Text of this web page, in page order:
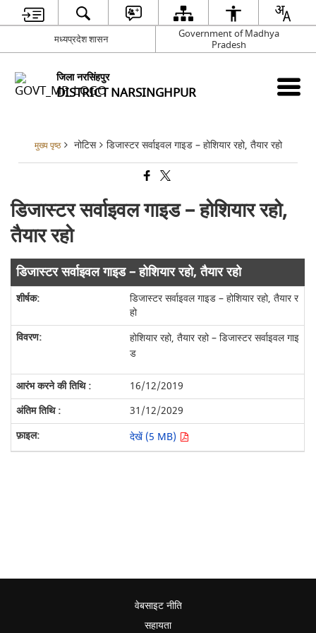
मध्यप्रदेश शासन
Government of Madhya
Pradesh
जिला नरसिंहपुर
DISTRICT NARSINGHPUR
मुख्य पृष्ठ नोटिस डिजास्टर सर्वाइवल गाइड – होशियार रहो, तैयार रहो
डिजास्टर सर्वाइवल गाइड – होशियार रहो,
तैयार रहो
डिजास्टर सर्वाइवल गाइड – होशियार रहो, तैयार रहो
डिजास्टर सर्वाइवल गाइड – होशियार रहो, तैयार र
हो
होशियार रहो, तैयार रहो – डिजास्टर सर्वाइवल गाइ
ड
16/12/2019
31/12/2029
देखें (5 MB)
वेबसाइट नीति
सहायता